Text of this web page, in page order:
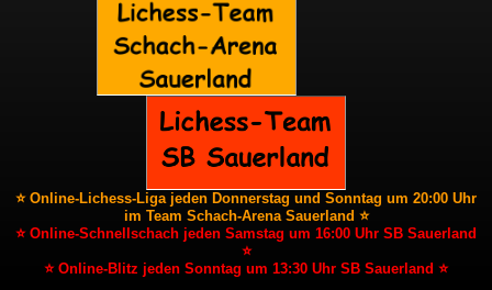
⭐ Online-Lichess-Liga jeden Donnerstag und Sonntag um 20:00 Uhr
im Team Schach-Arena Sauerland ⭐
⭐ Online-Schnellschach jeden Samstag um 16:00 Uhr SB Sauerland
⭐
⭐ Online-Blitz jeden Sonntag um 13:30 Uhr SB Sauerland ⭐